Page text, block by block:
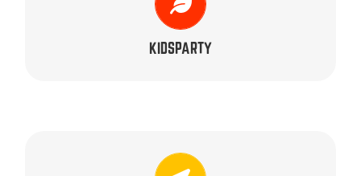
KIDSPARTY
Guy, Jack, Juriaan, Leon, Maud, Rens, Roel, Ron &
Yvonne